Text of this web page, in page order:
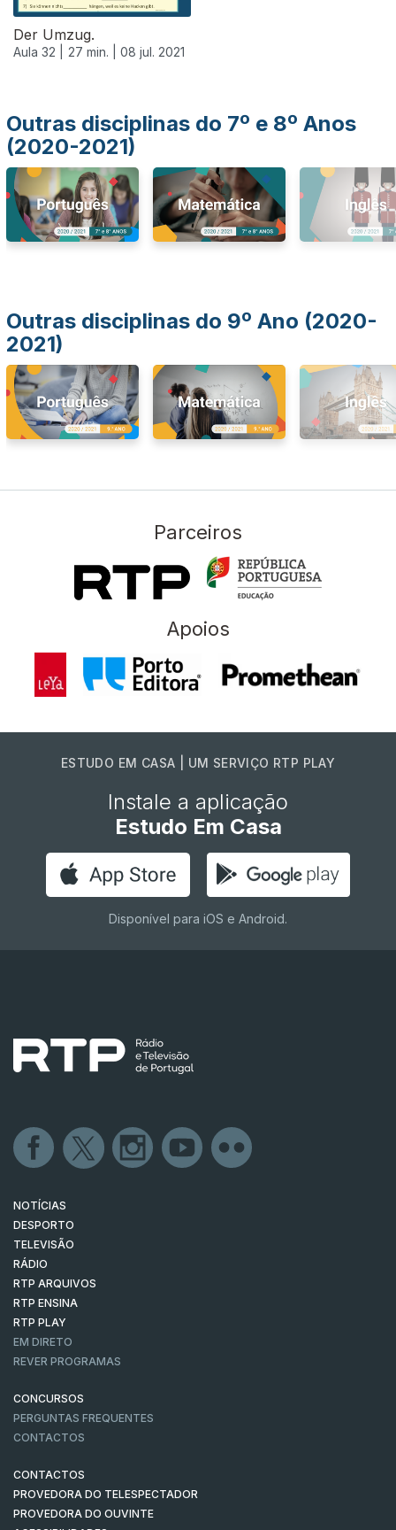
Der Umzug.
Aula 32 | 27 min. | 08 jul. 2021
Outras disciplinas do 7º e 8º Anos
(2020-2021)
Outras disciplinas do 9º Ano (2020-
2021)
Parceiros
Apoios
ESTUDO EM CASA | UM SERVIÇO RTP PLAY
Instale a aplicação
Estudo Em Casa
Disponível para iOS e Android.
NOTÍCIAS
DESPORTO
TELEVISÃO
RÁDIO
RTP ARQUIVOS
RTP ENSINA
RTP PLAY
EM DIRETO
REVER PROGRAMAS
CONCURSOS
PERGUNTAS FREQUENTES
CONTACTOS
CONTACTOS
PROVEDORA DO TELESPECTADOR
PROVEDORA DO OUVINTE